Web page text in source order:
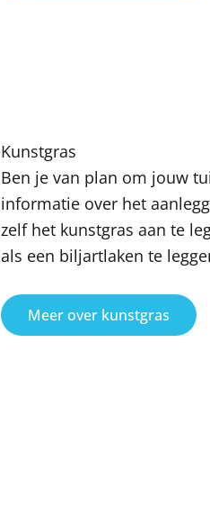
Kunstgras
Ben je van plan om jouw
informatie over het
zelf het kunstgras aan te
als een biljartlaken te
Meer over kunstgras